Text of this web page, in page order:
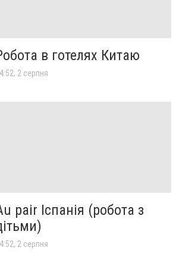
в готелях Китаю
2 серпня
pair Іспанія (робота з
2 серпня